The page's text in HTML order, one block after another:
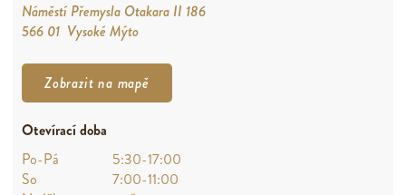
Náměstí Přemysla Otakara II 186
566 01 Vysoké Mýto
Zobrazit na mapě
Otevírací doba
Po-Pá
5:30-17:00
So
7:00-11:00